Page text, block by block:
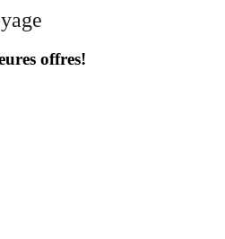
offres!